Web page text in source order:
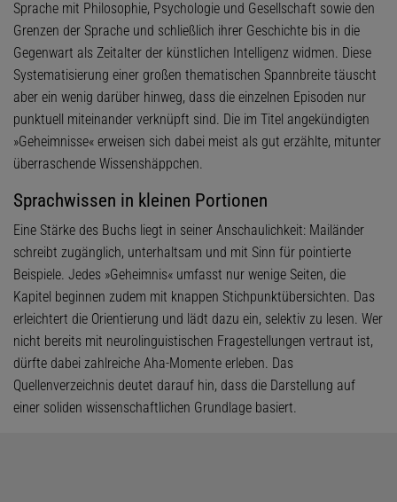
Sprache mit Philosophie, Psychologie und Gesellschaft sowie den
Grenzen der Sprache und schließlich ihrer Geschichte bis in die
Gegenwart als Zeitalter der künstlichen Intelligenz widmen. Diese
Systematisierung einer großen thematischen Spannbreite täuscht
aber ein wenig darüber hinweg, dass die einzelnen Episoden nur
punktuell miteinander verknüpft sind. Die im Titel angekündigten
»Geheimnisse« erweisen sich dabei meist als gut erzählte, mitunter
überraschende Wissenshäppchen.
Sprachwissen in kleinen Portionen
Eine Stärke des Buchs liegt in seiner Anschaulichkeit: Mailänder
schreibt zugänglich, unterhaltsam und mit Sinn für pointierte
Beispiele. Jedes »Geheimnis« umfasst nur wenige Seiten, die
Kapitel beginnen zudem mit knappen Stichpunktübersichten. Das
erleichtert die Orientierung und lädt dazu ein, selektiv zu lesen. Wer
nicht bereits mit neurolinguistischen Fragestellungen vertraut ist,
dürfte dabei zahlreiche Aha-Momente erleben. Das
Quellenverzeichnis deutet darauf hin, dass die Darstellung auf
einer soliden wissenschaftlichen Grundlage basiert.